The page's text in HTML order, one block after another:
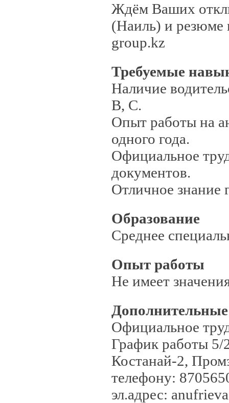
Ждём Ваших
(Наиль) и резюме
group.kz
Требуемые
Наличие
В, С.
Опыт работы на
одного года.
Официальное
документов.
Отличное знание
Образование
Среднее
Опыт работы
Не имеет
Официальное
График работы
Костанай-2,
телефону:
эл.адрес: